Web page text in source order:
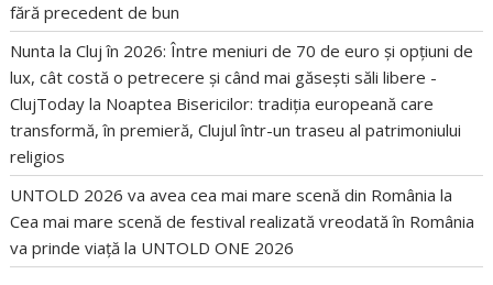
fără precedent de bun
Nunta la Cluj în 2026: Între meniuri de 70 de euro și opțiuni de
lux, cât costă o petrecere și când mai găsești săli libere -
ClujToday la Noaptea Bisericilor: tradiția europeană care
transformă, în premieră, Clujul într-un traseu al patrimoniului
religios
UNTOLD 2026 va avea cea mai mare scenă din România la
Cea mai mare scenă de festival realizată vreodată în România
va prinde viață la UNTOLD ONE 2026